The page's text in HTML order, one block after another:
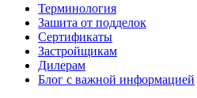
Терминология
Зашита от подделок
Сертификаты
Застройщикам
Дилерам
Блог с важной информацией